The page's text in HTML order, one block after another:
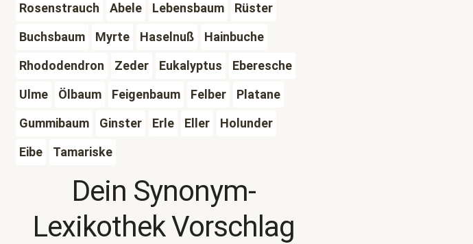
Rosenstrauch
Abele Lebensbaum
Rüster
Buchsbaum
Myrte Haselnuß
Hainbuche
Rhododendron
Zeder Eukalyptus
Eberesche
Ulme
Ölbaum Feigenbaum Felber
Platane
Gummibaum
Ginster Erle Eller
Holunder
Eibe
Tamariske
Dein Synonym-
Lexikothek Vorschlag